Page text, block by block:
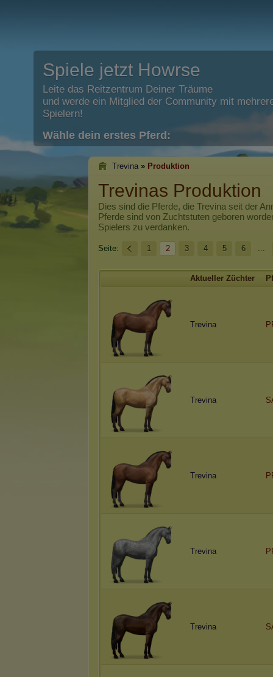
Spiele jetzt Howrse
Leite das Reitzentrum Deiner Träume
und werde ein Mitglied der Community mit
Spielern!
Wähle dein erstes Pferd:
Trevina » Produktion
Trevinas Produktion
Dies sind die Pferde, die Trevina seit der
Pferde sind von Zuchtstuten geboren
Spielers zu verdanken.
Seite: 1 2 3 4 5 6 ...
Aktueller Züchter
Trevina
Trevina
Trevina
Trevina
Trevina